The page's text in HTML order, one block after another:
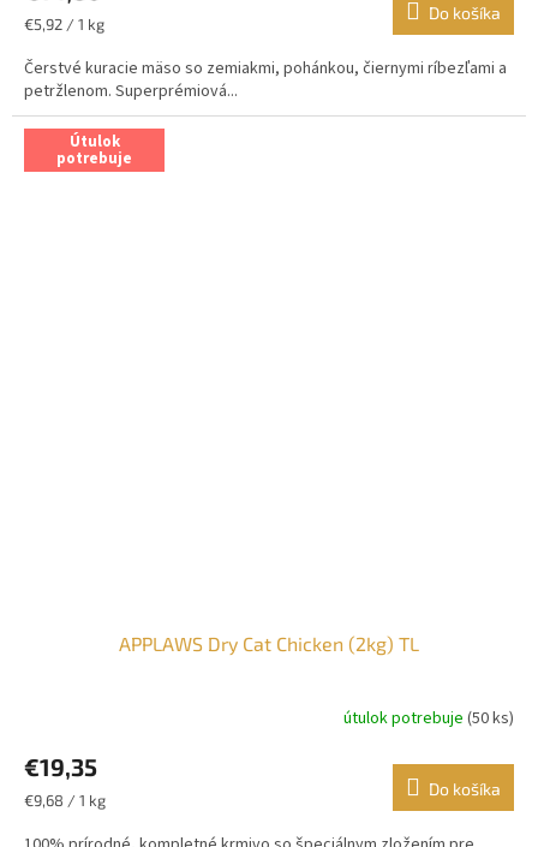
Jednotková
€5,92 / 1 kg
Do košíka
Čerstvé kuracie mäso so zemiakmi, pohánkou, čiernymi ríbezľami a
petržlenom. Superprémiová...
Útulok
potrebuje
APPLAWS Dry Cat Chicken (2kg) TL
útulok potrebuje (50 ks)
€19,35
Jednotková
€9,68 / 1 kg
Do košíka